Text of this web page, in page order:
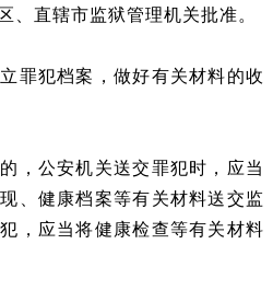
、直辖市监狱管理机关批准。
罪犯档案，做好有关材料的收
，公安机关送交罪犯时，应当
、健康档案等有关材料送交监
，应当将健康检查等有关材料